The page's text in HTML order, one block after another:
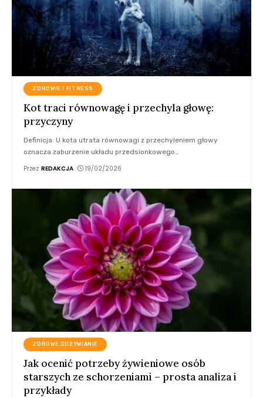
ZDROWIE I FITNESS
Kot traci równowagę i przechyla głowę:
przyczyny
Definicja: U kota utrata równowagi z przechyleniem głowy
oznacza zaburzenie układu przedsionkowego…
Przez REDAKCJA 19/02/2026
ZDROWE ODŻYWIANIE
Jak ocenić potrzeby żywieniowe osób
starszych ze schorzeniami – prosta analiza i
przykłady